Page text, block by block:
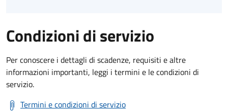
Condizioni di servizio
Per conoscere i dettagli di scadenze, requisiti e altre
informazioni importanti, leggi i termini e le condizioni di
servizio.
Termini e condizioni di servizio